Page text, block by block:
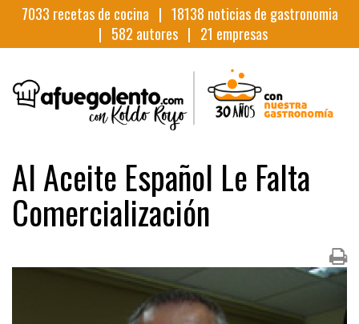
7033 recetas de cocina | 18138 noticias de gastronomia
| 582 autores | 21 empresas
Al Aceite Español Le Falta
Comercialización